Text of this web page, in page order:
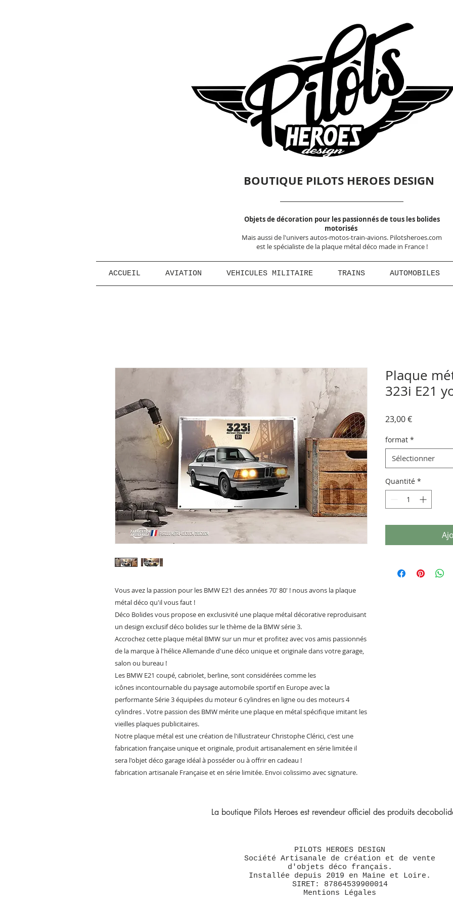
BOUTIQUE PILOTS HEROES DESIGN
Objets de décoration pour les passionnés de tous les bolides
motorisés
Mais aussi de l'univers autos-motos-train-avions. Pilotsheroes.com
est le spécialiste de la plaque métal déco made in France !
ACCUEIL AVIATION VEHICULES MILITAIRE TRAINS AUTOMOBILES
Vous avez la passion pour les BMW E21 des années 70' 80' ! nous avons la plaque
métal déco qu'il vous faut !
Déco Bolides vous propose en exclusivité une plaque métal décorative reproduisant
un design exclusif déco bolides sur le thème de la BMW série 3.
Accrochez cette plaque métal BMW sur un mur et profitez avec vos amis passionnés
de la marque à l'hélice Allemande d'une déco unique et originale dans votre garage,
salon ou bureau !
Les BMW E21 coupé, cabriolet, berline, sont considérées comme les
icônes incontournable du paysage automobile sportif en Europe avec la
performante Série 3 équipées du moteur 6 cylindres en ligne ou des moteurs 4
cylindres . Votre passion des BMW mérite une plaque en métal spécifique imitant les
vieilles plaques publicitaires.
Notre plaque métal est une création de l'illustrateur Christophe Clérici, c'est une
fabrication française unique et originale, produit artisanalement en série limitée il
sera l'objet déco garage idéal à posséder ou à offrir en cadeau !
fabrication artisanale Française et en série limitée. Envoi colissimo avec signature.
Plaque
323i E21
23,00 €Prix
format *
Sélectionner
Quantité *
La boutique Pilots Heroes est revendeur officiel des produits
PILOTS HEROES DESIGN
Société Artisanale de création et de vente
d'objets déco français.
Installée depuis 2019 en Maine et Loire.
SIRET: 87864539900014
Mentions Légales